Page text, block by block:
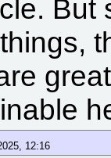
But
12:16